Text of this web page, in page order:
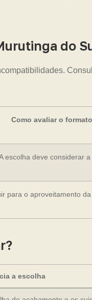
do
Como avaliar o formato
escolha deve considerar a
para o aproveitamento
a escolha